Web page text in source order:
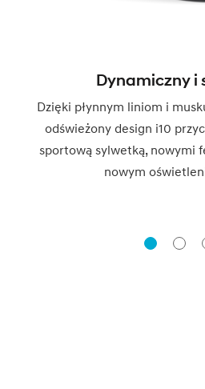
Dynamiczny i
Dzięki płynnym liniom i
odświeżony design i10
sportową sylwetką, nowymi
nowym